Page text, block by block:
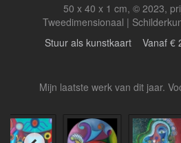
50 x 40 x 1 cm, © 2023,
Tweedimensionaal |
Stuur als kunstkaart Vanaf €
Mijn laatste werk van dit jaar.